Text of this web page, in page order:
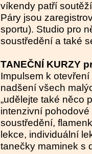
víkendy patří
Páry jsou
sportu). Studio pro
soustředění a také
TANEČNÍ KURZY
Impulsem k
nadšení všech
„udělejte také něco
intenzivní
soustředění,
lekce, individuální
tanečky maminek s